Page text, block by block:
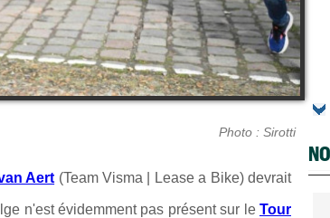
Photo : Sirotti
Aert (Team Visma | Lease a Bike) devrait
n'est évidemment pas présent sur le Tour